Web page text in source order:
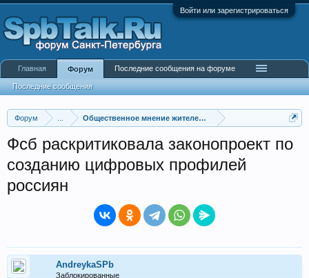
Войти или зарегистрироваться
Форум Общественное мнение жителей города
Фсб раскритиковала законопроект по
созданию цифровых профилей
россиян
AndreykaSPb
Заблокированные
Главная Форум
Последние сообщения
Последние сообщения на форуме